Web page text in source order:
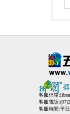
客服信箱:
客服電話
客服時間:平日